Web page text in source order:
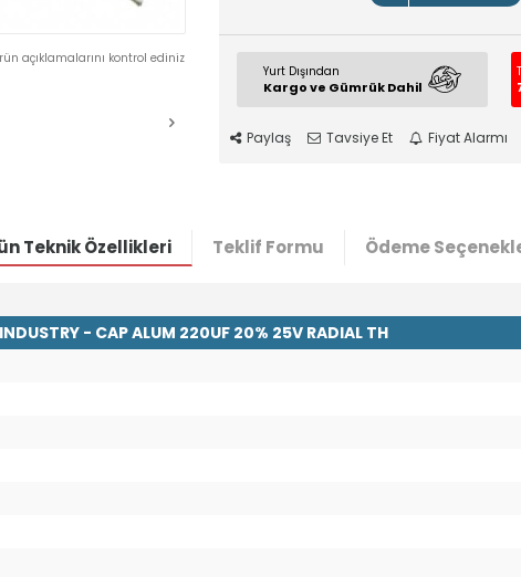
açıklamalarını kontrol ediniz
Yurt Dışından
Kargo ve Gümrük Dahil
Paylaş Tavsiye Et Fiyat Alarmı
Teknik Özellikleri Teklif Formu Ödeme
- CAP ALUM 220UF 20% 25V RADIAL TH